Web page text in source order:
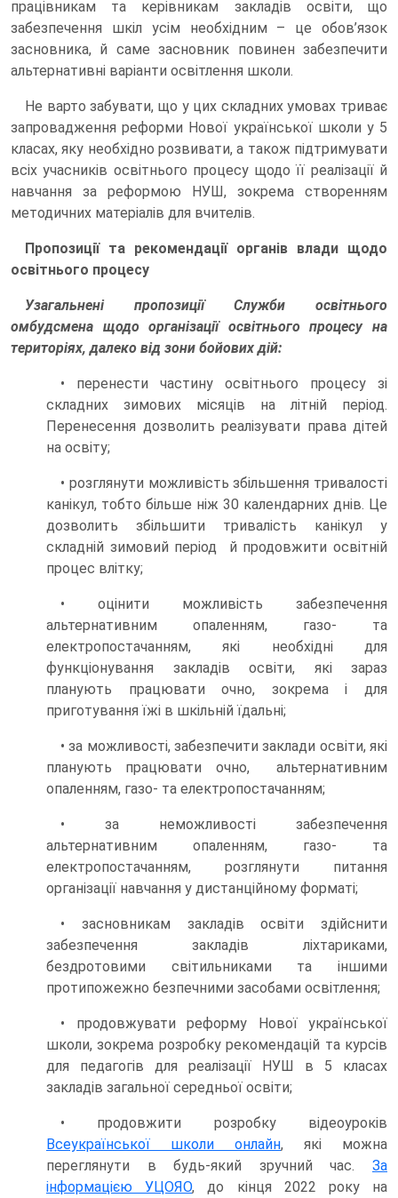
працівникам та керівникам закладів освіти, що
забезпечення шкіл усім необхідним – це обов’язок
засновника, й саме засновник повинен забезпечити
альтернативні варіанти освітлення школи.
Не варто забувати, що у цих складних умовах триває
запровадження реформи Нової української школи у 5
класах, яку необхідно розвивати, а також підтримувати
всіх учасників освітнього процесу щодо її реалізації й
навчання за реформою НУШ, зокрема створенням
методичних матеріалів для вчителів.
Пропозиції та рекомендації органів влади щодо
освітнього процесу
Узагальнені пропозиції Служби освітнього
омбудсмена щодо організації освітнього процесу на
територіях, далеко від зони бойових дій:
• перенести частину освітнього процесу зі
складних зимових місяців на літній період.
Перенесення дозволить реалізувати права дітей
на освіту;
• розглянути можливість збільшення тривалості
канікул, тобто більше ніж 30 календарних днів. Це
дозволить збільшити тривалість канікул у
складній зимовий період й продовжити освітній
процес влітку;
• оцінити можливість забезпечення
альтернативним опаленням, газо- та
електропостачанням, які необхідні для
функціонування закладів освіти, які зараз
планують працювати очно, зокрема і для
приготування їжі в шкільній їдальні;
• за можливості, забезпечити заклади освіти, які
планують працювати очно, альтернативним
опаленням, газо- та електропостачанням;
• за неможливості забезпечення
альтернативним опаленням, газо- та
електропостачанням, розглянути питання
організації навчання у дистанційному форматі;
• засновникам закладів освіти здійснити
забезпечення закладів ліхтариками,
бездротовими світильниками та іншими
протипожежно безпечними засобами освітлення;
• продовжувати реформу Нової української
школи, зокрема розробку рекомендацій та курсів
для педагогів для реалізації НУШ в 5 класах
закладів загальної середньої освіти;
• продовжити розробку відеоуроків
Всеукраїнської школи онлайн, які можна
переглянути в будь-який зручний час. За
інформацією УЦОЯО, до кінця 2022 року на